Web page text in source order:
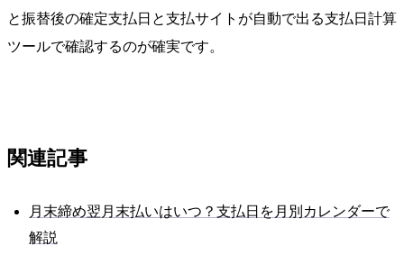
と振替後の確定支払日と支払サイトが自動で出る支払日計算
ツールで確認するのが確実です。
関連記事
月末締め翌月末払いはいつ？支払日を月別カレンダーで
解説